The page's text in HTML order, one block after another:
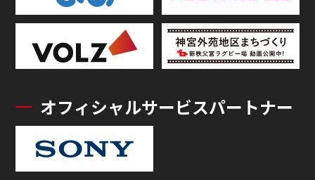
オフィシャルサービスパートナー